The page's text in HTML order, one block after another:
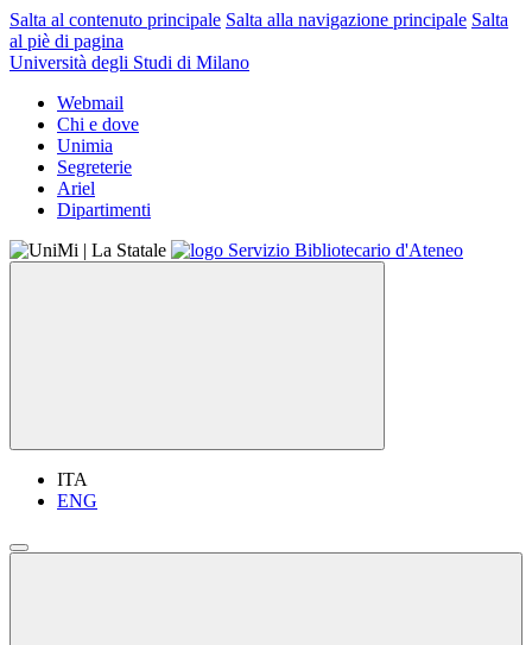
Salta al contenuto principale Salta alla navigazione principale Salta
al piè di pagina
Università degli Studi di Milano
Webmail
Chi e dove
Unimia
Segreterie
Ariel
Dipartimenti
ITA
ENG